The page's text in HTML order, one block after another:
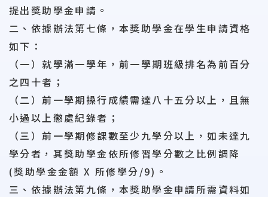
提出獎助學金申請。
二、依據辦法第七條，本獎助學金在學生申請資格
如下：
（一）就學滿一學年，前一學期班級排名為前百分
之四十者；
（二）前一學期操行成績需達八十五分以上，且無
小過以上懲處紀錄者；
（三）前一學期修課數至少九學分以上，如未達九
學分者，其獎助學金依所修習學分數之比例調降
(獎助學金金額 X 所修學分/9)。
三、依據辦法第九條，本獎助學金申請所需資料如